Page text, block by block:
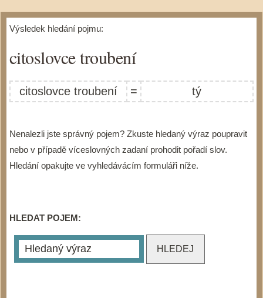
Výsledek hledání pojmu:
citoslovce troubení
citoslovce troubení = tý
Nenalezli jste správný pojem? Zkuste hledaný výraz poupravit
nebo v případě víceslovných zadaní prohodit pořadí slov.
Hledání opakujte ve vyhledávácím formuláři níže.
HLEDAT POJEM: